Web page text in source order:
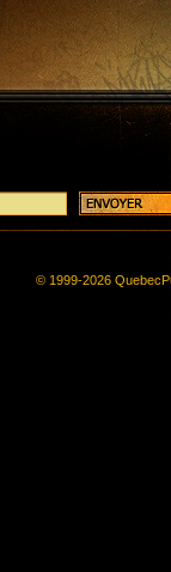
© 1999-2026